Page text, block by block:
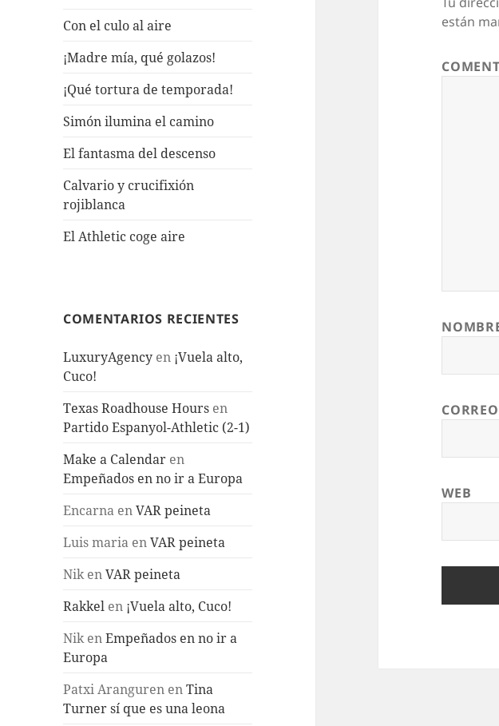
Con el culo al aire
¡Madre mía, qué golazos!
¡Qué tortura de temporada!
Simón ilumina el camino
El fantasma del descenso
Calvario y crucifixión
rojiblanca
El Athletic coge aire
COMENTARIOS RECIENTES
LuxuryAgency en ¡Vuela alto,
Cuco!
Texas Roadhouse Hours en
Partido Espanyol-Athletic (2-1)
Make a Calendar en
Empeñados en no ir a Europa
Encarna enVAR peineta
Luis maria enVAR peineta
NikenVAR peineta
Rakkel en ¡Vuela alto, Cuco!
NikenEmpeñados en no ir a
Europa
Patxi Aranguren enTina
Turner sí que es una leona
están
WEB